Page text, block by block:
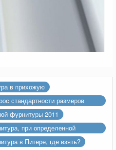
в прихожую
стандартности размеров
нужной фурнитуры.
фурнитуры 2011
при определенной
в Питере, где взять?